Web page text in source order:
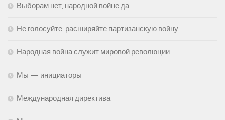
Выборам нет, народной войне да
Не голосуйте. расширяйте партизанскую войну
Народная война служит мировой революции
Мы — инициаторы
Международная директива